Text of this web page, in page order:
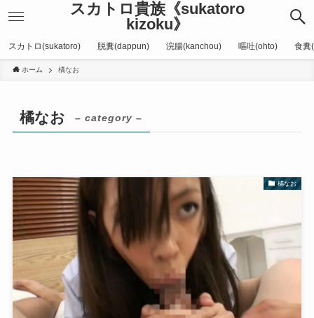
スカトロ貴族《sukatoro
kizoku》
スカトロ(sukatoro) 脱糞(dappun) 浣腸(kanchou) 嘔吐(ohto) 食糞
ホーム 橘なお
橘なお – category –
橘なお